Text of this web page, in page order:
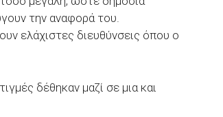
την αναφορά του.
ελάχιστες διευθύνσεις όπου ο
δέθηκαν μαζί σε μια και